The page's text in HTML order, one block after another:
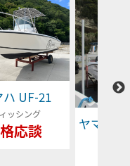
ハ UF-21
ッシング
応談 ヤマハ